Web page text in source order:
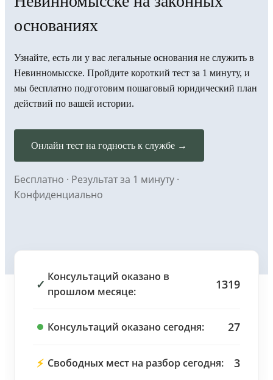
основаниях
Узнайте, есть ли у вас легальные основания не служить в
Невинномысске. Пройдите короткий тест за 1 минуту, и
мы бесплатно подготовим пошаговый юридический план
действий по вашей истории.
Онлайн тест на годность к службе →
Бесплатно · Результат за 1 минуту ·
Конфиденциально
✓
Консультаций оказано в
прошлом месяце:
1319
Консультаций оказано сегодня: 27
⚡ Свободных мест на разбор сегодня: 3